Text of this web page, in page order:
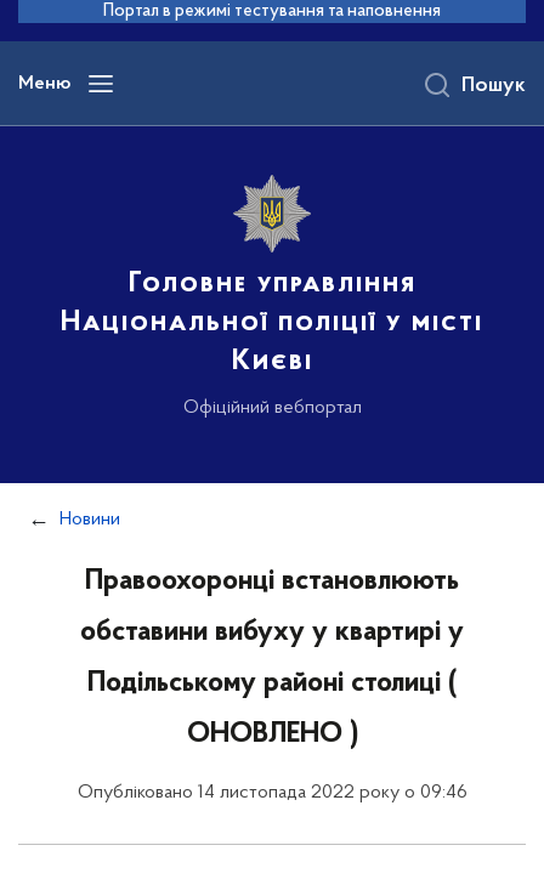
основного
вмісту
Портал в режимі тестування та наповнення
Меню
Головне управління
Національної поліції у місті
Києві
Офіційний вебпортал
Пошук
Новини
Правоохоронці встановлюють
обставини вибуху у квартирі у
Подільському районі столиці (
ОНОВЛЕНО )
Опубліковано 14 листопада 2022 року о 09:46